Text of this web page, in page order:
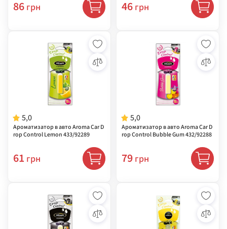
86 грн 46 грн
5,0
Ароматизатор в авто Aroma Car D
rop Control Lemon 433/92289
61 грн
5,0
Ароматизатор в авто Aroma Car D
rop Control Bubble Gum 432/92288
79 грн